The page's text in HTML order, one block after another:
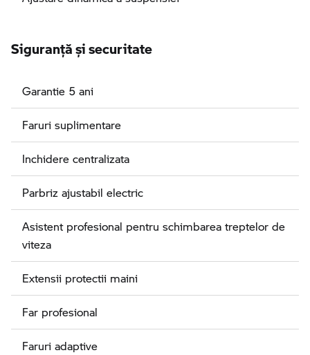
Siguranţă şi securitate
Garantie 5 ani
Faruri suplimentare
Inchidere centralizata
Parbriz ajustabil electric
Asistent profesional pentru schimbarea treptelor de
viteza
Extensii protectii maini
Far profesional
Faruri adaptive